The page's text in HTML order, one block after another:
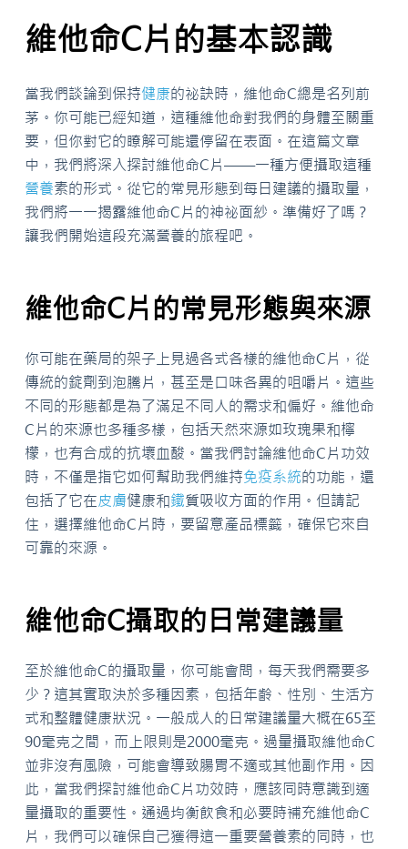
維他命C片的基本認識
當我們談論到保持健康的祕訣時，維他命C總是名列前
茅。你可能已經知道，這種維他命對我們的身體至關重
要，但你對它的瞭解可能還停留在表面。在這篇文章
中，我們將深入探討維他命C片——一種方便攝取這種
營養素的形式。從它的常見形態到每日建議的攝取量，
我們將一一揭露維他命C片的神祕面紗。準備好了嗎？
讓我們開始這段充滿營養的旅程吧。
維他命C片的常見形態與來源
你可能在藥局的架子上見過各式各樣的維他命C片，從
傳統的錠劑到泡騰片，甚至是口味各異的咀嚼片。這些
不同的形態都是為了滿足不同人的需求和偏好。維他命
C片的來源也多種多樣，包括天然來源如玫瑰果和檸
檬，也有合成的抗壞血酸。當我們討論維他命C片功效
時，不僅是指它如何幫助我們維持免疫系統的功能，還
包括了它在皮膚健康和鐵質吸收方面的作用。但請記
住，選擇維他命C片時，要留意產品標籤，確保它來自
可靠的來源。
維他命C攝取的日常建議量
至於維他命C的攝取量，你可能會問，每天我們需要多
少？這其實取決於多種因素，包括年齡、性別、生活方
式和整體健康狀況。一般成人的日常建議量大概在65至
90毫克之間，而上限則是2000毫克。過量攝取維他命C
並非沒有風險，可能會導致腸胃不適或其他副作用。因
此，當我們探討維他命C片功效時，應該同時意識到適
量攝取的重要性。通過均衡飲食和必要時補充維他命C
片，我們可以確保自己獲得這一重要營養素的同時，也